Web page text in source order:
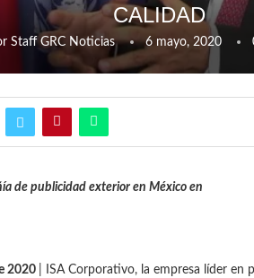
CALIDAD
Staff GRC Noticias 6 mayo, 2020
de publicidad exterior en México en
2020
| ISA Corporativo, la empresa líder